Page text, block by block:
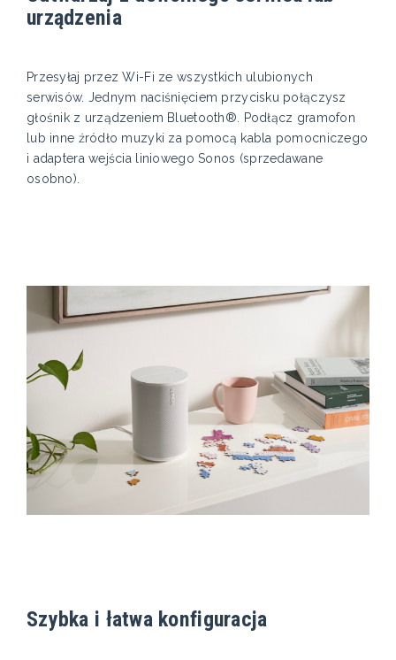
urządzenia
Przesyłaj przez Wi-Fi ze wszystkich ulubionych
serwisów. Jednym naciśnięciem przycisku połączysz
głośnik z urządzeniem Bluetooth®. Podłącz gramofon
lub inne źródło muzyki za pomocą kabla pomocniczego
i adaptera wejścia liniowego Sonos (sprzedawane
osobno).
Szybka i łatwa konfiguracja